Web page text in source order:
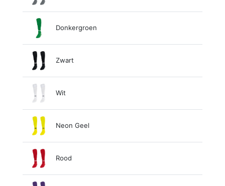
Donkergroen
Zwart
Wit
Neon Geel
Rood